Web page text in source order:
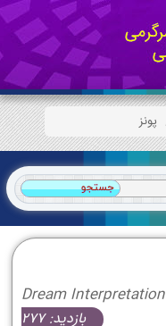
پونز
Dream Interpretation
بازدید: 277